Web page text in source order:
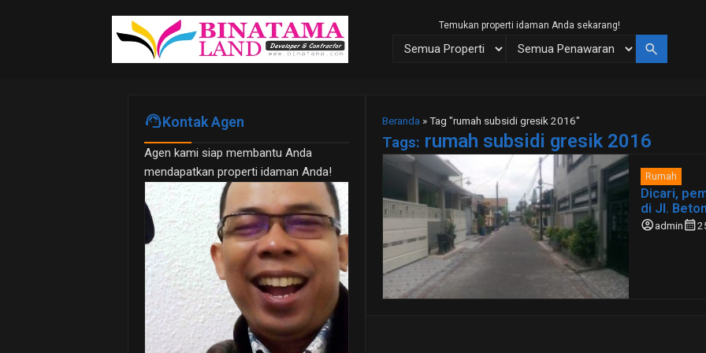
Temukan properti idaman Anda sekarang!
search
Beranda »Tag "rumah subsidi gresik 2016"
Tags: rumah subsidi gresik 2016
Rumah
Dicari,
di Jl.
account_circleadmincalendar_month
support_agentKontak Agen
Agen kami siap membantu Anda
mendapatkan properti idaman Anda!